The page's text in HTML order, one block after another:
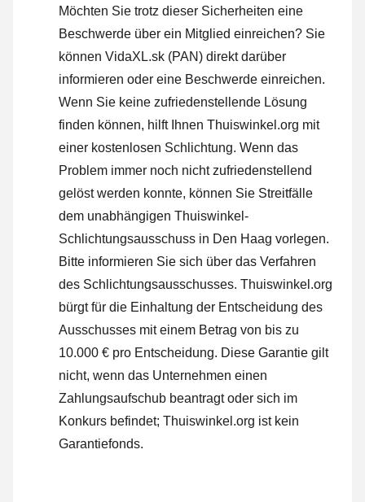
Möchten Sie trotz dieser Sicherheiten eine
Beschwerde über ein Mitglied einreichen? Sie
können VidaXL.sk (PAN) direkt darüber
informieren oder eine Beschwerde einreichen.
Wenn Sie keine zufriedenstellende Lösung
finden können, hilft Ihnen Thuiswinkel.org mit
einer kostenlosen Schlichtung. Wenn das
Problem immer noch nicht zufriedenstellend
gelöst werden konnte, können Sie Streitfälle
dem unabhängigen Thuiswinkel-
Schlichtungsausschuss in Den Haag vorlegen.
Bitte informieren Sie sich über das Verfahren
des Schlichtungsausschusses. Thuiswinkel.org
bürgt für die Einhaltung der Entscheidung des
Ausschusses mit einem Betrag von bis zu
10.000 € pro Entscheidung. Diese Garantie gilt
nicht, wenn das Unternehmen einen
Zahlungsaufschub beantragt oder sich im
Konkurs befindet; Thuiswinkel.org ist kein
Garantiefonds.